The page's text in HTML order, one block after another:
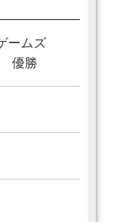
ームズ
優勝